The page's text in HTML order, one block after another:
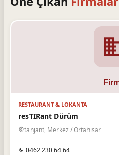
RESTAURANT & LOKANTA
resTIRant Dürüm
tanjant, Merkez / Ortahisar
0462 230 64 64